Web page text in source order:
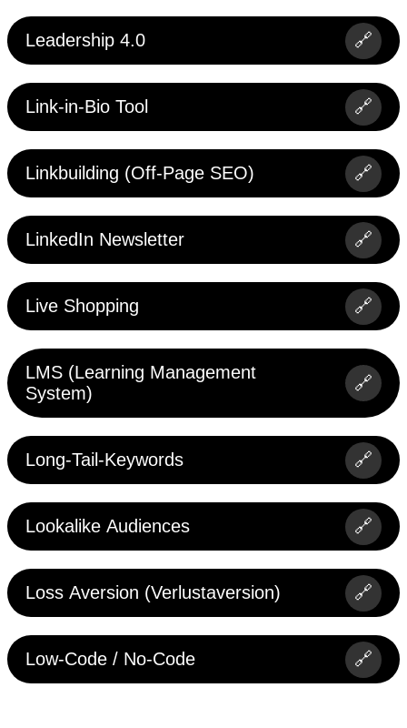
Leadership 4.0 🔗
Link-in-Bio Tool 🔗
Linkbuilding (Off-Page SEO) 🔗
LinkedIn Newsletter 🔗
Live Shopping 🔗
LMS (Learning Management
System)
🔗
Long-Tail-Keywords 🔗
Lookalike Audiences 🔗
Loss Aversion (Verlustaversion) 🔗
Low-Code / No-Code 🔗